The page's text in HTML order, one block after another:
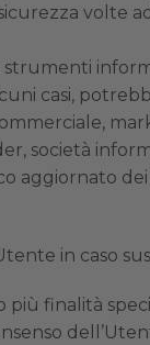
volte
casi,
società
aggiornato
in caso
più finalità